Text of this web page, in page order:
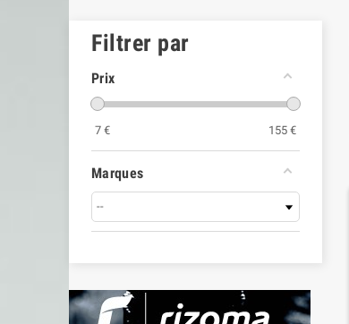
Filtrer par
Prix
7 € 155€
Marques